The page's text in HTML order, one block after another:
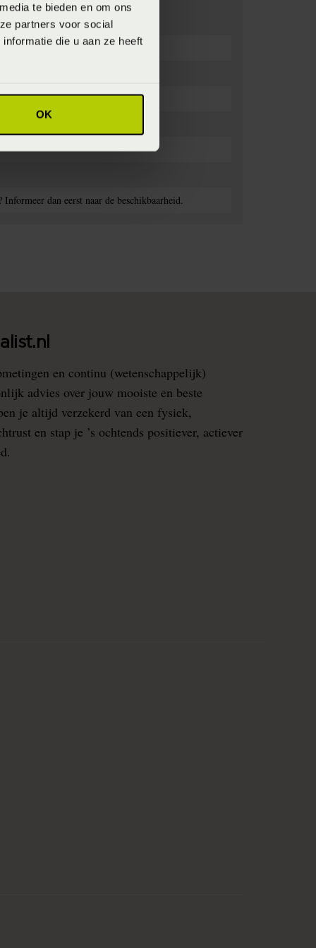
te bieden en om ons
partners voor social
die u aan ze heeft
OK
dan eerst naar de beschikbaarheid.
en continu (wetenschappelijk)
advies over jouw mooiste en beste
je altijd verzekerd van een fysiek,
en stap je ’s ochtends positiever, actiever